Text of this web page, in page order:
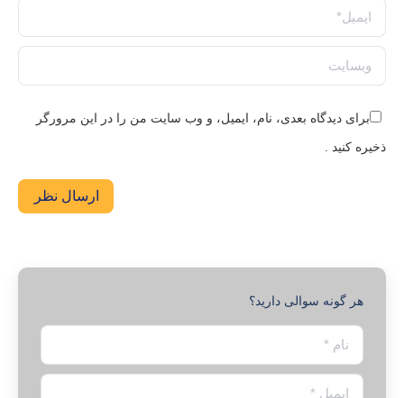
ایمیل *
وبسایت
برای دیدگاه بعدی، نام، ایمیل، و وب سایت من را در این مرورگر
ذخیره کنید .
ارسال نظر
هر گونه سوالی دارید؟
نام *
ایمیل *